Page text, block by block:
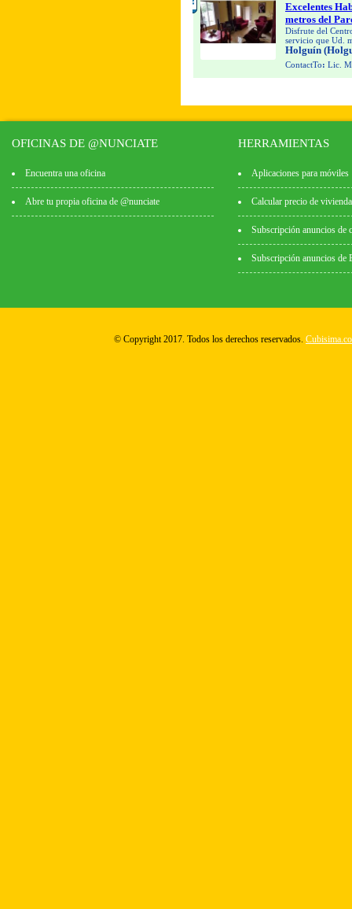
Excelentes
metros del
Disfrute del
servicio que Ud.
Holguín
ContactTo: Lic.
OFICINAS DE @NUNCIATE
Encuentra una oficina
Abre tu propia oficina de @nunciate
HERRAMIENTAS
Aplicaciones para móviles
Calcular precio de vivienda
Subscripción anuncios de
Subscripción anuncios de
© Copyright 2017. Todos los derechos reservados.